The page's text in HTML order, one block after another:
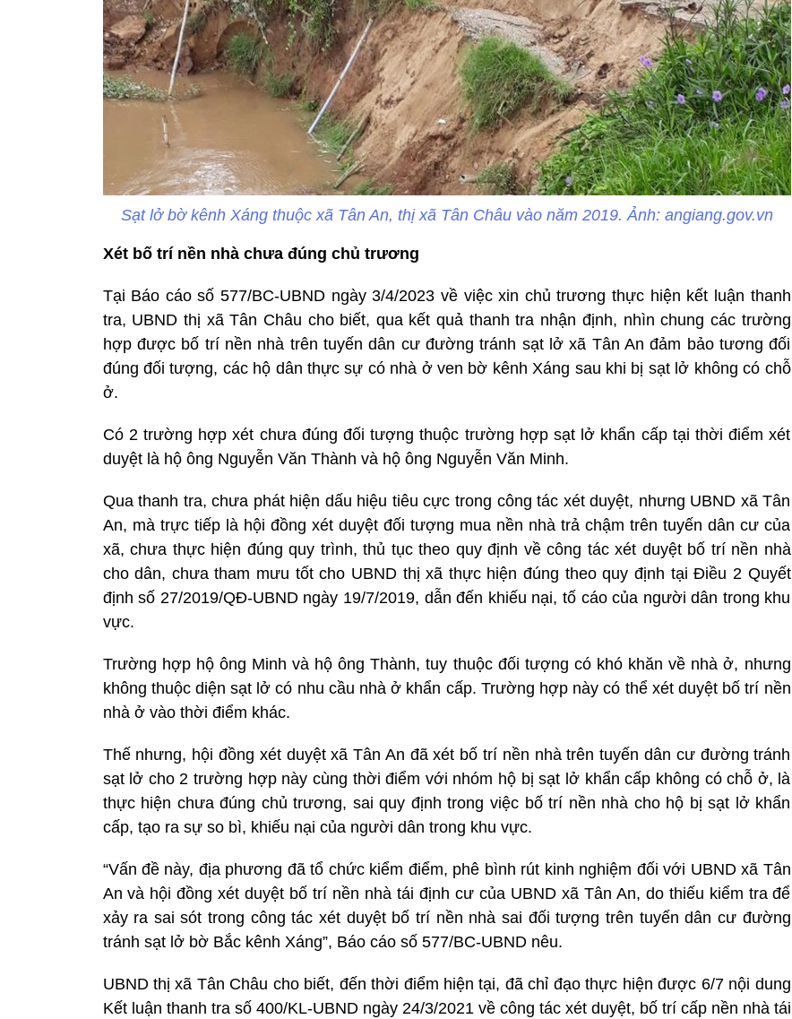
Sạt lở bờ kênh Xáng thuộc xã Tân An, thị xã Tân Châu vào năm 2019. Ảnh: angiang.gov.vn
Xét bố trí nền nhà chưa đúng chủ trương
Tại Báo cáo số 577/BC-UBND ngày 3/4/2023 về việc xin chủ trương thực hiện kết luận thanh
tra, UBND thị xã Tân Châu cho biết, qua kết quả thanh tra nhận định, nhìn chung các trường
hợp được bố trí nền nhà trên tuyến dân cư đường tránh sạt lở xã Tân An đảm bảo tương đối
đúng đối tượng, các hộ dân thực sự có nhà ở ven bờ kênh Xáng sau khi bị sạt lở không có chỗ
ở.
Có 2 trường hợp xét chưa đúng đối tượng thuộc trường hợp sạt lở khẩn cấp tại thời điểm xét
duyệt là hộ ông Nguyễn Văn Thành và hộ ông Nguyễn Văn Minh.
Qua thanh tra, chưa phát hiện dấu hiệu tiêu cực trong công tác xét duyệt, nhưng UBND xã Tân
An, mà trực tiếp là hội đồng xét duyệt đối tượng mua nền nhà trả chậm trên tuyến dân cư của
xã, chưa thực hiện đúng quy trình, thủ tục theo quy định về công tác xét duyệt bố trí nền nhà
cho dân, chưa tham mưu tốt cho UBND thị xã thực hiện đúng theo quy định tại Điều 2 Quyết
định số 27/2019/QĐ-UBND ngày 19/7/2019, dẫn đến khiếu nại, tố cáo của người dân trong khu
vực.
Trường hợp hộ ông Minh và hộ ông Thành, tuy thuộc đối tượng có khó khăn về nhà ở, nhưng
không thuộc diện sạt lở có nhu cầu nhà ở khẩn cấp. Trường hợp này có thể xét duyệt bố trí nền
nhà ở vào thời điểm khác.
Thế nhưng, hội đồng xét duyệt xã Tân An đã xét bố trí nền nhà trên tuyến dân cư đường tránh
sạt lở cho 2 trường hợp này cùng thời điểm với nhóm hộ bị sạt lở khẩn cấp không có chỗ ở, là
thực hiện chưa đúng chủ trương, sai quy định trong việc bố trí nền nhà cho hộ bị sạt lở khẩn
cấp, tạo ra sự so bì, khiếu nại của người dân trong khu vực.
“Vấn đề này, địa phương đã tổ chức kiểm điểm, phê bình rút kinh nghiệm đối với UBND xã Tân
An và hội đồng xét duyệt bố trí nền nhà tái định cư của UBND xã Tân An, do thiếu kiểm tra để
xảy ra sai sót trong công tác xét duyệt bố trí nền nhà sai đối tượng trên tuyến dân cư đường
tránh sạt lở bờ Bắc kênh Xáng”, Báo cáo số 577/BC-UBND nêu.
UBND thị xã Tân Châu cho biết, đến thời điểm hiện tại, đã chỉ đạo thực hiện được 6/7 nội dung
Kết luận thanh tra số 400/KL-UBND ngày 24/3/2021 về công tác xét duyệt, bố trí cấp nền nhà tái